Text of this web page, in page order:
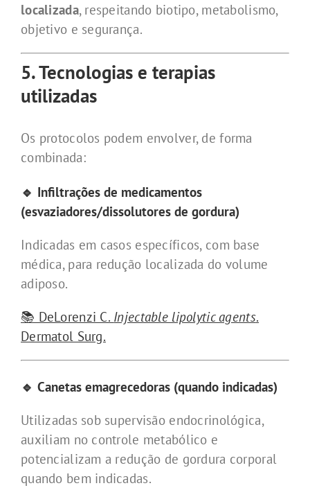
localizada, respeitando biotipo, metabolismo,
objetivo e segurança.
5. Tecnologias e terapias
utilizadas
Os protocolos podem envolver, de forma
combinada:
🔹 Infiltrações de medicamentos
(esvaziadores/dissolutores de gordura)
Indicadas em casos específicos, com base
médica, para redução localizada do volume
adiposo.
📚 DeLorenzi C. Injectable lipolytic agents.
Dermatol Surg.
🔹 Canetas emagrecedoras (quando indicadas)
Utilizadas sob supervisão endocrinológica,
auxiliam no controle metabólico e
potencializam a redução de gordura corporal
quando bem indicadas.